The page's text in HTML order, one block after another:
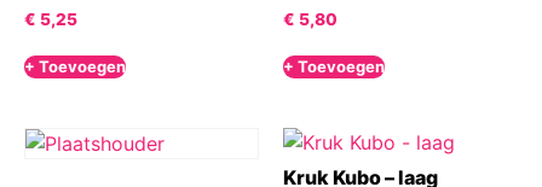
€ 5,25
+ Toevoegen
€ 5,80
+ Toevoegen
Kruk Kubo – laag